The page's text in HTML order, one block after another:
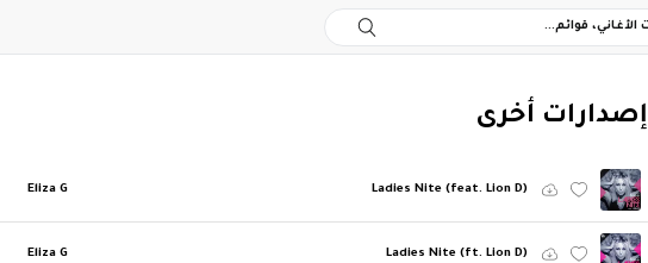
‏إصدارات أخرى
Ladies Nite (feat. Lion D)
Eliza G
Ladies Nite (ft. Lion D)
Eliza G